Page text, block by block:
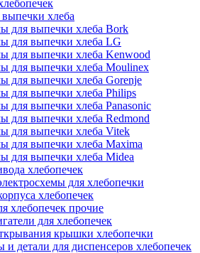
хлеба
для выпечки хлеба Bork
для выпечки хлеба LG
для выпечки хлеба Kenwood
для выпечки хлеба Moulinex
для выпечки хлеба Gorenje
для выпечки хлеба Philips
для выпечки хлеба Panasonic
для выпечки хлеба Redmond
для выпечки хлеба Vitek
для выпечки хлеба Maxima
для выпечки хлеба Midea
хлебопечек
для хлебопечки
хлебопечек
хлебопечек прочие
для хлебопечек
крышки хлебопечки
и детали для диспенсеров хлебопечек